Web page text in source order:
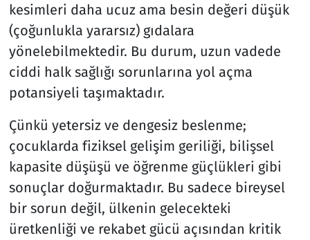
kesimleri daha ucuz ama besin değeri düşük
(çoğunlukla yararsız) gıdalara
yönelebilmektedir. Bu durum, uzun vadede
ciddi halk sağlığı sorunlarına yol açma
potansiyeli taşımaktadır.
Çünkü yetersiz ve dengesiz beslenme;
çocuklarda fiziksel gelişim geriliği, bilişsel
kapasite düşüşü ve öğrenme güçlükleri gibi
sonuçlar doğurmaktadır. Bu sadece bireysel
bir sorun değil, ülkenin gelecekteki
üretkenliği ve rekabet gücü açısından kritik